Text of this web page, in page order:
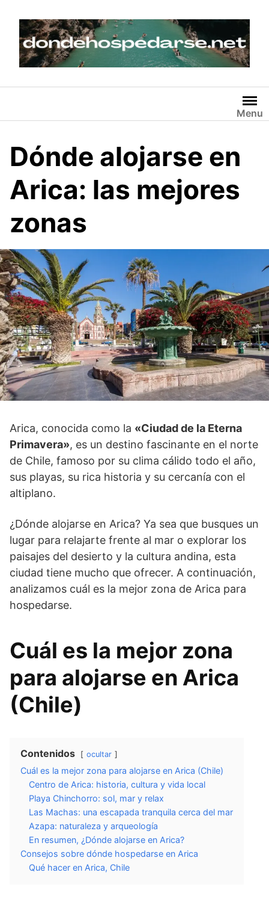
content
Menu
Dónde alojarse en
Arica: las mejores
zonas
Arica, conocida como la «Ciudad de la Eterna
Primavera», es un destino fascinante en el norte
de Chile, famoso por su clima cálido todo el año,
sus playas, su rica historia y su cercanía con el
altiplano.
¿Dónde alojarse en Arica? Ya sea que busques un
lugar para relajarte frente al mar o explorar los
paisajes del desierto y la cultura andina, esta
ciudad tiene mucho que ofrecer. A continuación,
analizamos cuál es la mejor zona de Arica para
hospedarse.
Cuál es la mejor zona
para alojarse en Arica
(Chile)
Contenidos ocultar
Cuál es la mejor zona para alojarse en Arica (Chile)
Centro de Arica: historia, cultura y vida local
Playa Chinchorro: sol, mar y relax
Las Machas: una escapada tranquila cerca del mar
Azapa: naturaleza y arqueología
En resumen, ¿Dónde alojarse en Arica?
Consejos sobre dónde hospedarse en Arica
Qué hacer en Arica, Chile